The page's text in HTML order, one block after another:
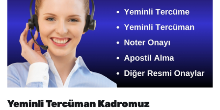
Yeminli Tercüman Kadromuz